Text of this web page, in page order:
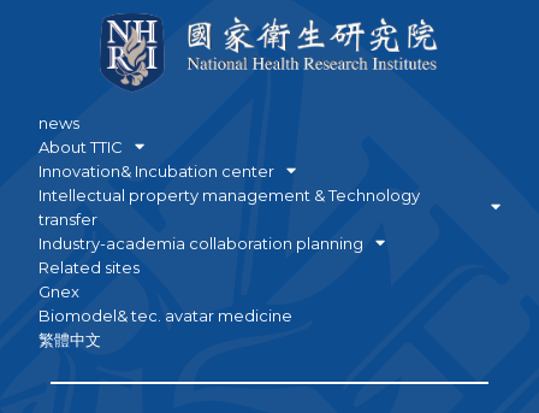
news
About TTIC
Innovation& Incubation center
Intellectual property management & Technology
transfer
Industry-academia collaboration planning
Related sites
Gnex
Biomodel& tec. avatar medicine
繁體中文